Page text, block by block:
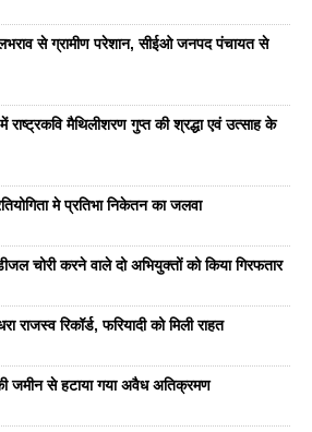
से ग्रामीण परेशान, सीईओ जनपद पंचायत से
राष्ट्रकवि मैथिलीशरण गुप्त की श्रद्धा एवं उत्साह के
मे प्रतिभा निकेतन का जलवा
चोरी करने वाले दो अभियुक्तों को किया गिरफतार
राजस्व रिकॉर्ड, फरियादी को मिली राहत
जमीन से हटाया गया अवैध अतिक्रमण